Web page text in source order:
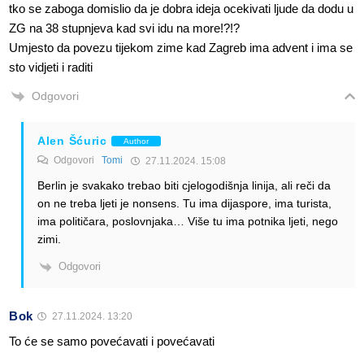
tko se zaboga domislio da je dobra ideja ocekivati ljude da dodu u
ZG na 38 stupnjeva kad svi idu na more!?!?
Umjesto da povezu tijekom zime kad Zagreb ima advent i ima se
sto vidjeti i raditi
Odgovori
Alen Šćuric Author
Odgovori Tomi 27.11.2024. 15:08
Berlin je svakako trebao biti cjelogodišnja linija, ali reči da
on ne treba ljeti je nonsens. Tu ima dijaspore, ima turista,
ima političara, poslovnjaka… Više tu ima potnika ljeti, nego
zimi.
Odgovori
Bok 27.11.2024. 13:20
To će se samo povećavati i povećavati